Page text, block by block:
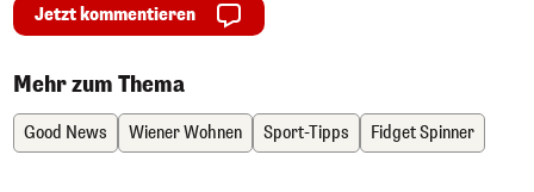
Jetzt kommentieren
Mehr zum Thema
Good News Wiener Wohnen Sport-Tipps Fidget Spinner